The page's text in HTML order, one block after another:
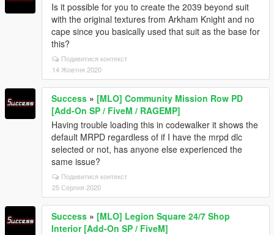
Is it possible for you to create the 2039 beyond suit
with the original textures from Arkham Knight and no
cape since you basically used that suit as the base for
this?
Подивитися контекст
14 Жовтня 2020
Success » [MLO] Community Mission Row PD
[Add-On SP / FiveM / RAGEMP]
Having trouble loading this in codewalker it shows the
default MRPD regardless of if I have the mrpd dlc
selected or not, has anyone else experienced the
same issue?
Подивитися контекст
25 Серпня 2020
Success » [MLO] Legion Square 24/7 Shop
Interior [Add-On SP / FiveM]